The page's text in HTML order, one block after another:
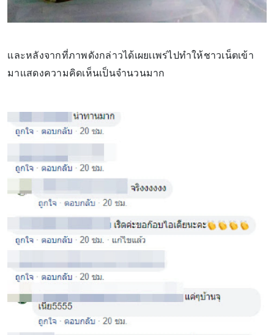
เเละหลังจากที่ภาพดังกล่าวได้เผยเเพร่ไปทำให้ชาวเน็ตเข้า
มาเเสดงความคิดเห็นเป็นจำนวนมาก